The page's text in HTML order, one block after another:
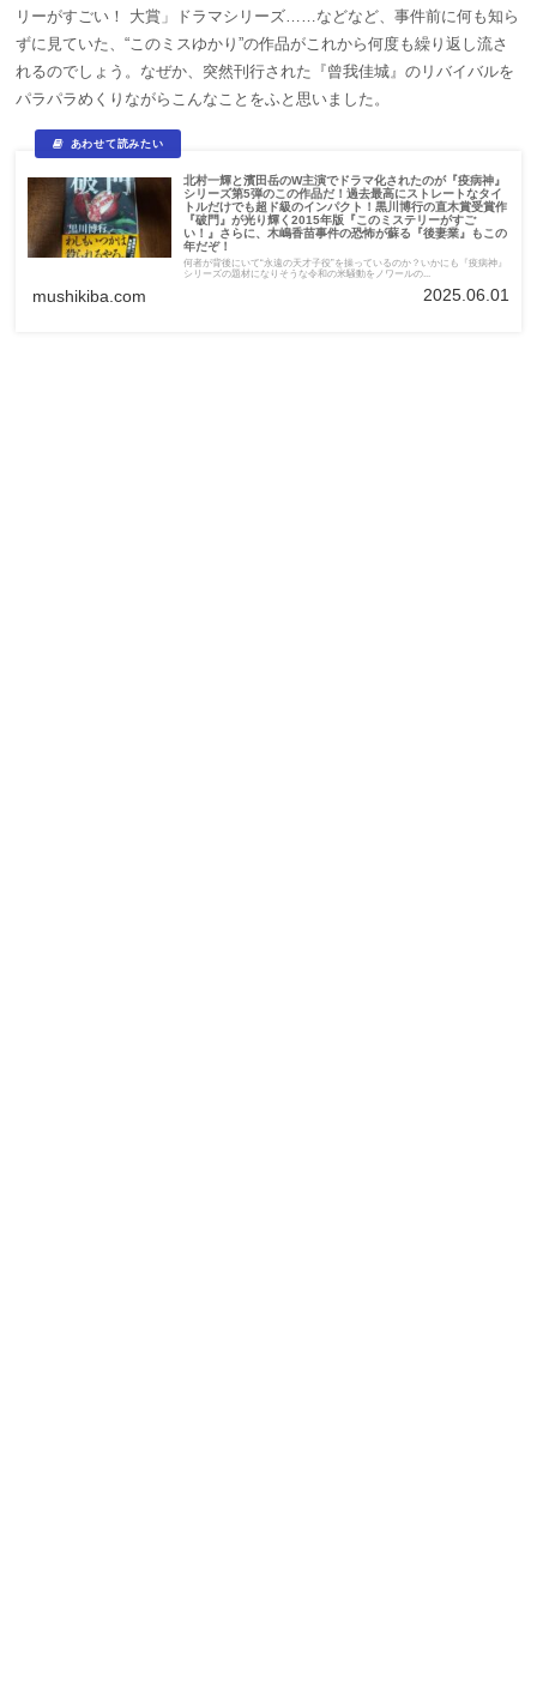
リーがすごい！ 大賞」ドラマシリーズ……などなど、事件前に何も知ら
ずに見ていた、“ このミスゆかり”の作品がこれから何度も繰り返し流さ
れるのでしょう。なぜか、突然刊行された『曾我佳城』のリバイバルを
パラパラめくりながらこんなことをふと思いました。
北村一輝と濱田岳のW主演でドラマ化されたのが『疫病神』
シリーズ第5弾のこの作品だ！過去最高にストレートなタイ
トルだけでも超ド級のインパクト！黒川博行の直木賞受賞作
『破門』が光り輝く2015年版『このミステリーがすご
い！』さらに、木嶋香苗事件の恐怖が蘇る『後妻業』もこの
年だぞ！
何者が背後にいて“永遠の天才子役”を操っているのか？いかにも『疫病神』
シリーズの題材になりそうな令和の米騒動をノワールの...
mushikiba.com 2025.06.01